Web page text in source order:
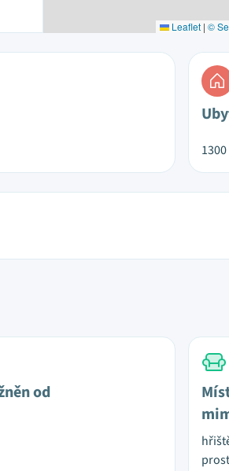
Leaflet | ©
1300
od